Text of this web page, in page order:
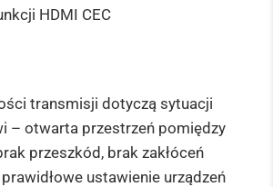
HDMI CEC
transmisji dotyczą sytuacji
– otwarta przestrzeń pomiędzy
przeszkód, brak zakłóceń
ustawienie urządzeń